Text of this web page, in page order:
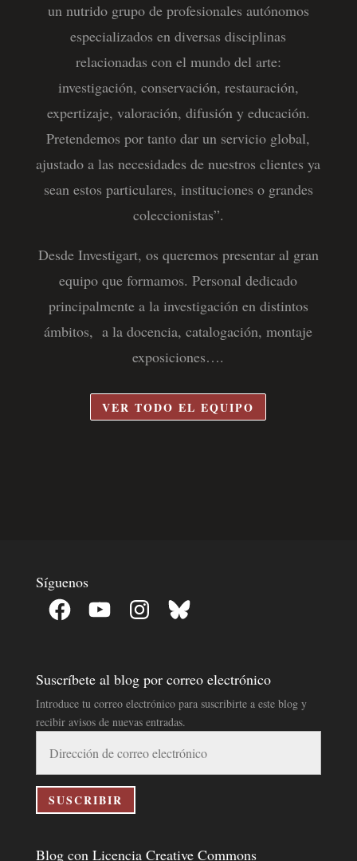
un nutrido grupo de profesionales autónomos
especializados en diversas disciplinas
relacionadas con el mundo del arte:
investigación, conservación, restauración,
expertizaje, valoración, difusión y educación.
Pretendemos por tanto dar un servicio global,
ajustado a las necesidades de nuestros clientes ya
sean estos particulares, instituciones o grandes
coleccionistas”.
Desde Investigart, os queremos presentar al gran
equipo que formamos. Personal dedicado
principalmente a la investigación en distintos
ámbitos, a la docencia, catalogación, montaje
exposiciones….
VER TODO EL EQUIPO
Síguenos
Facebook YouTube InstagramBluesky
Suscríbete al blog por correo electrónico
Introduce tu correo electrónico para suscribirte a este blog y
recibir avisos de nuevas entradas.
correo
electrónico
SUSCRIBIR
Blog con Licencia Creative Commons